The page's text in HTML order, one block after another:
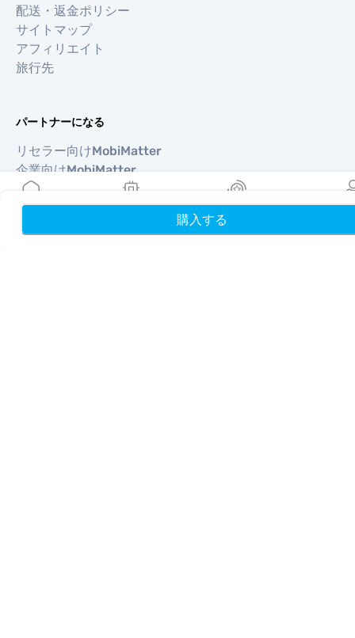
購入する
配送・返金ポリシー
サイトマップ
アフィリエイト
旅行先
パートナーになる
リセラー向けMobiMatter
企業向けMobiMatter
アフィリエイト向けMobiMatter
リワード